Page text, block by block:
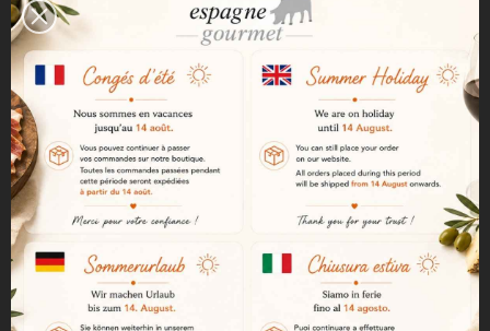
Mycket intensiv och komplex
doft. De fruktiga tonerna från
Chardonnay blandas med lätt
rostade inslag från sorten och
den långa lagringen, på en bas
som är parfymerad med toner
av fatlagring. I gommen är den